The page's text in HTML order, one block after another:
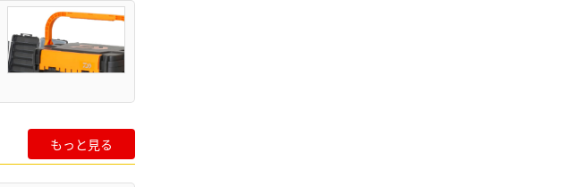
もっと見る